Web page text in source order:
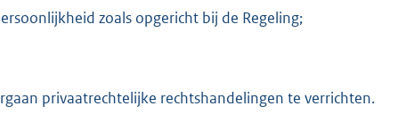
zoals opgericht bij de Regeling;
privaatrechtelijke rechtshandelingen te verrichten.